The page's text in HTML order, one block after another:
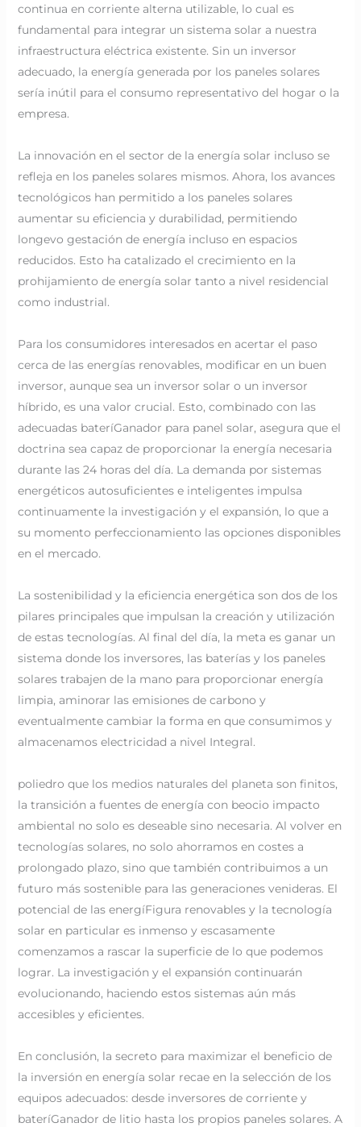
continua en corriente alterna utilizable, lo cual es
fundamental para integrar un sistema solar a nuestra
infraestructura eléctrica existente. Sin un inversor
adecuado, la energía generada por los paneles solares
sería inútil para el consumo representativo del hogar o la
empresa.
La innovación en el sector de la energía solar incluso se
refleja en los paneles solares mismos. Ahora, los avances
tecnológicos han permitido a los paneles solares
aumentar su eficiencia y durabilidad, permitiendo
longevo gestación de energía incluso en espacios
reducidos. Esto ha catalizado el crecimiento en la
prohijamiento de energía solar tanto a nivel residencial
como industrial.
Para los consumidores interesados en acertar el paso
cerca de las energías renovables, modificar en un buen
inversor, aunque sea un inversor solar o un inversor
híbrido, es una valor crucial. Esto, combinado con las
adecuadas bateríGanador para panel solar, asegura que el
doctrina sea capaz de proporcionar la energía necesaria
durante las 24 horas del día. La demanda por sistemas
energéticos autosuficientes e inteligentes impulsa
continuamente la investigación y el expansión, lo que a
su momento perfeccionamiento las opciones disponibles
en el mercado.
La sostenibilidad y la eficiencia energética son dos de los
pilares principales que impulsan la creación y utilización
de estas tecnologías. Al final del día, la meta es ganar un
sistema donde los inversores, las baterías y los paneles
solares trabajen de la mano para proporcionar energía
limpia, aminorar las emisiones de carbono y
eventualmente cambiar la forma en que consumimos y
almacenamos electricidad a nivel Integral.
poliedro que los medios naturales del planeta son finitos,
la transición a fuentes de energía con beocio impacto
ambiental no solo es deseable sino necesaria. Al volver en
tecnologías solares, no solo ahorramos en costes a
prolongado plazo, sino que también contribuimos a un
futuro más sostenible para las generaciones venideras. El
potencial de las energíFigura renovables y la tecnología
solar en particular es inmenso y escasamente
comenzamos a rascar la superficie de lo que podemos
lograr. La investigación y el expansión continuarán
evolucionando, haciendo estos sistemas aún más
accesibles y eficientes.
En conclusión, la secreto para maximizar el beneficio de
la inversión en energía solar recae en la selección de los
equipos adecuados: desde inversores de corriente y
bateríGanador de litio hasta los propios paneles solares. A